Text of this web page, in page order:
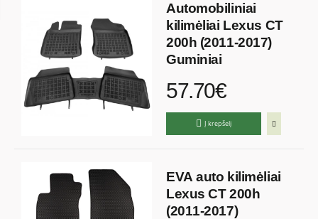
Automobiliniai
kilimėliai Lexus CT
200h (2011-2017)
Guminiai
57.70€
Į krepšelį
EVA auto kilimėliai
Lexus CT 200h
(2011-2017)